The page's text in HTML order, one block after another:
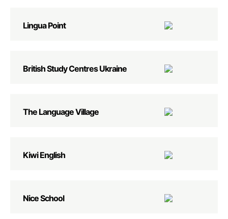
Lingua Point
British Study Centres Ukraine
The Language Village
Kiwi English
Nice School